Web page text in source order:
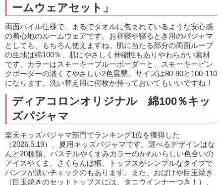
ームウェアセット」
両面パイル仕様で、まるでタオルに包まれているような安心感
の着心地のルームウェアです。お昼寝や寝るとき用のパジャマ
としても、もちろん使えますね。肌に当たる部分の両面ループ
の生地は綿100％、肌にやさしく伸縮性もありやわらかい素材
です。カラーはスモーキーブルーボーダーと、スモーキーピン
クボーダーの淡くてやさしい2色展開、サイズは80-90と100-110
になります。洗い替え用に何枚か持っておいてもいいですね！
ディアコロンオリジナル 綿100％キッ
ズパジャマ
楽天キッズパジャマ部門でランキング1位を獲得した
（2026.5.19）、夏用キッズパジャマです。選べるデザインはな
んと20種類、パステルやくすみカラーのかわいらしい色合いの
アイスやくま、さくらんぼ柄、トップスがシンプルなタイプで
パンツが淡いチェックのもあります。また、おばけや目玉焼き
（目玉焼きのセットトップスには、タコウインナーつき！）、